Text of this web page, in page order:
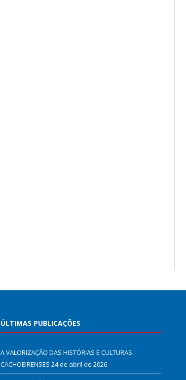
ÚLTIMAS PUBLICAÇÕES
A VALORIZAÇÃO DAS HISTÓRIAS E CULTURAS
CACHOEIRENSES 24 de abril de 2026